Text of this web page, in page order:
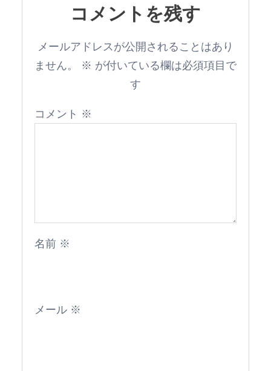
コメントを残す
メールアドレスが公開されることはあり
ません。
※ が付いている欄は必須項目で
す
コメント ※
名前 ※
メール ※